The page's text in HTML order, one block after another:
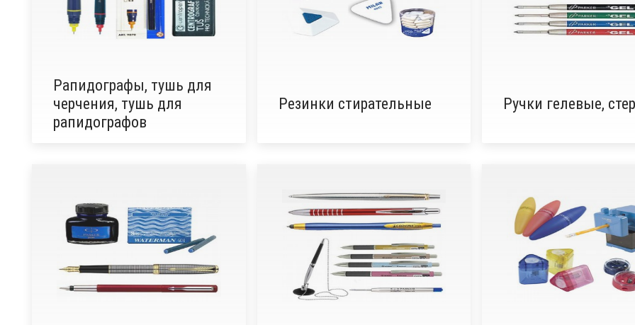
Рапидографы, тушь для
черчения, тушь для
рапидографов
Резинки стирательные Ручки гелевые,